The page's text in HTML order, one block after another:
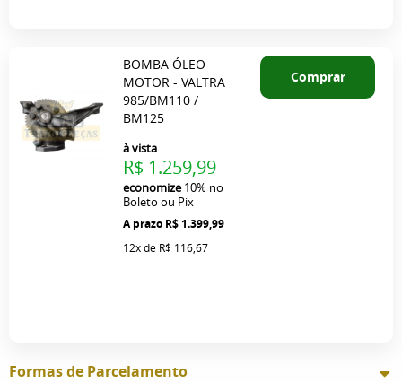
BOMBA ÓLEO
MOTOR - VALTRA
985/BM110 /
BM125
R$ 1.399,99
à vista
R$ 1.259,99
economize10% no
Boleto ou Pix
12xde R$ 116,67
Comprar
Formas de Parcelamento